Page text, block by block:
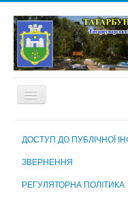
ДОСТУП ДО ПУБЛІЧНОЇ
ЗВЕРНЕННЯ
РЕГУЛЯТОРНА ПОЛІТИКА